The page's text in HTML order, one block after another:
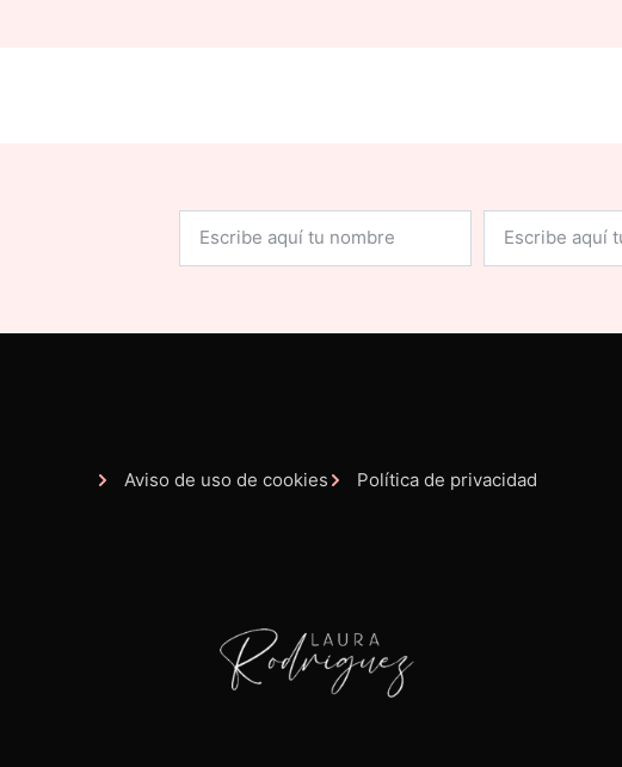
Aviso de uso de cookies Política de privacidad